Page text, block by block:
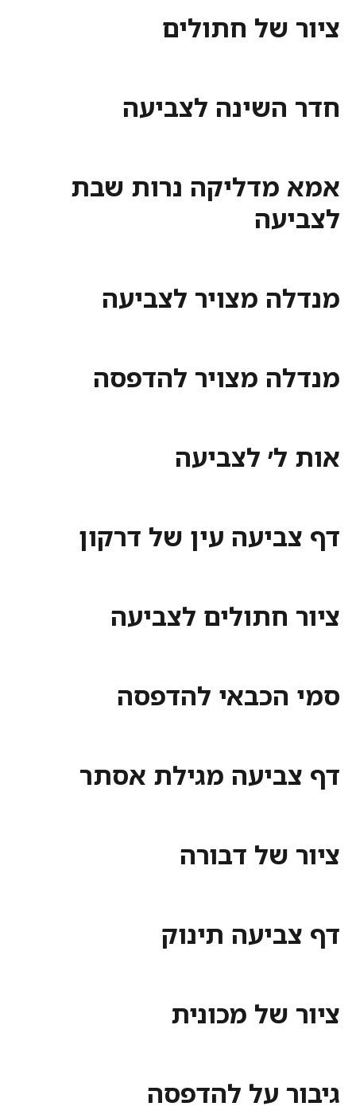
של חתולים
לצביעה
נרות שבת
מצויר לצביעה
מצויר להדפסה
לצביעה
עין של דרקון
חתולים לצביעה
להדפסה
מגילת אסתר
של דבורה
תינוק
של מכונית
על להדפסה